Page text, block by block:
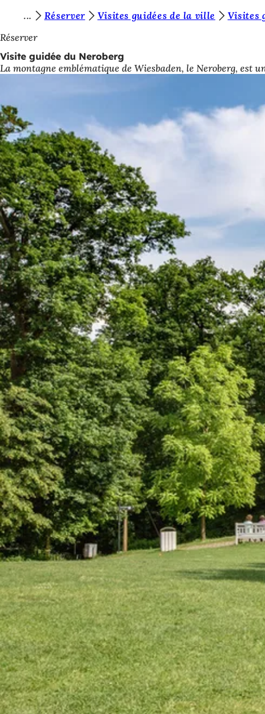
Accéder au contenu
o
u
s
t
e
s
i
c
i
:
Réserver Visites guidées de la ville
Visites
Réserver
Visite guidée du Neroberg
La montagne emblématique de Wiesbaden, le Neroberg,